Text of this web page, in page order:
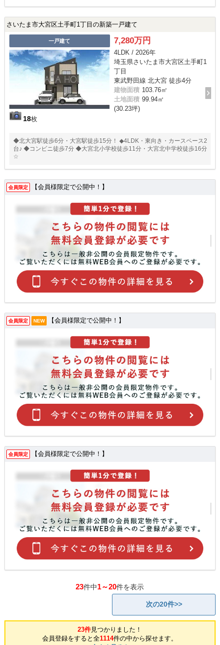
さいたま市大宮区土手町1丁目の新築一戸建て
一戸建て
18枚
7,280万円
4LDK / 2026年
埼玉県さいたま市大宮区土手町1
丁目
東武野田線 北大宮 徒歩4分
建物面積 103.76㎡
土地面積 99.94㎡
(30.23坪)
◆北大宮駅徒歩6分・大宮駅徒歩15分！ ◆4LDK・東向き・カースペース2
台♪ ◆コンビニ徒歩7分 ◆大宮北小学校徒歩11分・大宮北中学校徒歩16分
☆
会員限定 【会員様限定で公開中！】
会員限定 NEW 【会員様限定で公開中！】
会員限定 【会員様限定で公開中！】
23件中1～20件を表示
次の20件>>
23件見つかりました！
会員登録をすると全1114件の中から探せます。